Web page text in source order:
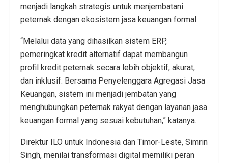
menjadi langkah strategis untuk menjembatani
peternak dengan ekosistem jasa keuangan formal.
“Melalui data yang dihasilkan sistem ERP,
pemeringkat kredit alternatif dapat membangun
profil kredit peternak secara lebih objektif, akurat,
dan inklusif. Bersama Penyelenggara Agregasi Jasa
Keuangan, sistem ini menjadi jembatan yang
menghubungkan peternak rakyat dengan layanan jasa
keuangan formal yang sesuai kebutuhan,” katanya.
Direktur ILO untuk Indonesia dan Timor-Leste, Simrin
Singh, menilai transformasi digital memiliki peran